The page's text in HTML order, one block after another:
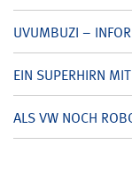
UVUMBUZI –
EIN SUPERHIRN
ALS VW NOCH